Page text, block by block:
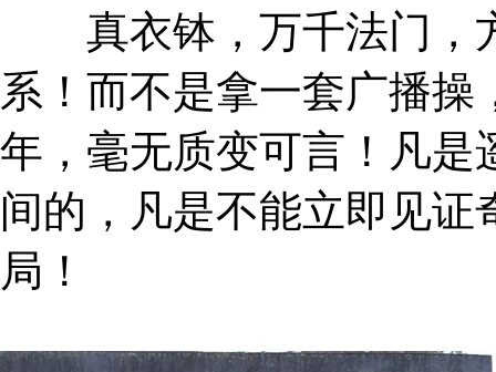
真衣钵，万千法门，
系！而不是拿一套广播
年，毫无质变可言！凡是
间的，凡是不能立即见
局！